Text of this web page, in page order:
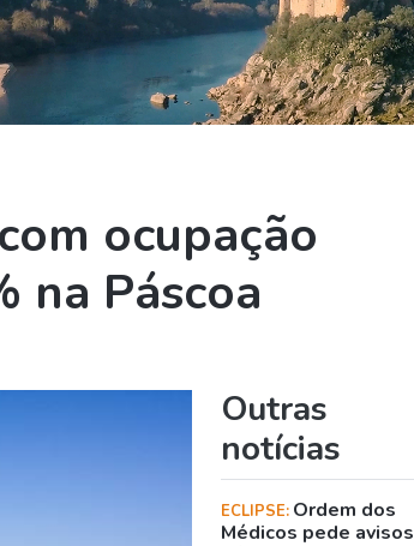
ocupação
na Páscoa
Outras
notícias
ECLIPSE: Ordem dos
Médicos pede avisos